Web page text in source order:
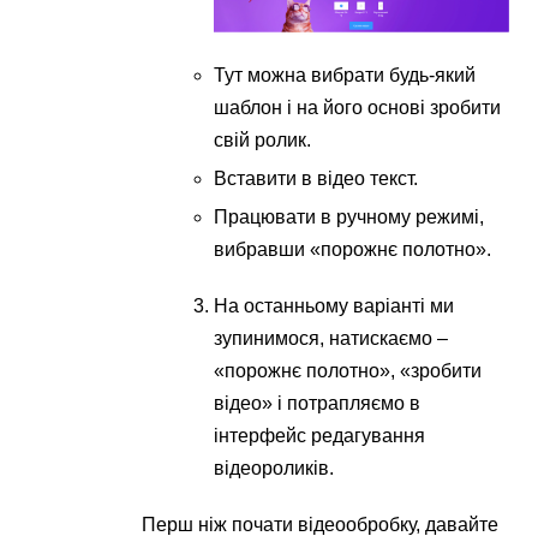
Тут можна вибрати будь-який
шаблон і на його основі зробити
свій ролик.
Вставити в відео текст.
Працювати в ручному режимі,
вибравши «порожнє полотно».
На останньому варіанті ми
зупинимося, натискаємо –
«порожнє полотно», «зробити
відео» і потрапляємо в
інтерфейс редагування
відеороликів.
Перш ніж почати відеообробку, давайте